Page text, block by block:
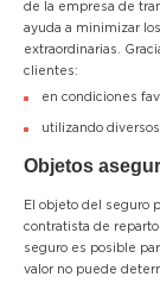
de la empresa de
ayuda a minimizar
extraordinarias.
clientes:
en condiciones
utilizando
Objetos
El objeto del seguro
contratista de reparto
seguro es posible
valor no puede